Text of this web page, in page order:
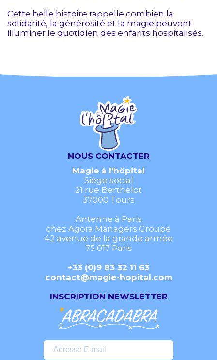
Cette belle histoire rappelle combien la
solidarité, la générosité et la magie peuvent
illuminer le quotidien des enfants hospitalisés.
NOUS CONTACTER
Magie à l’hôpital
Siège social
21 rue Berthelot
37000 Tours
Antenne à Paris
chez Agora Managers Groupe
42 avenue de la grande armée
75 017 Paris
+33 (0)9 83 32 11 63
contact@magie-hopital.com
INSCRIPTION NEWSLETTER